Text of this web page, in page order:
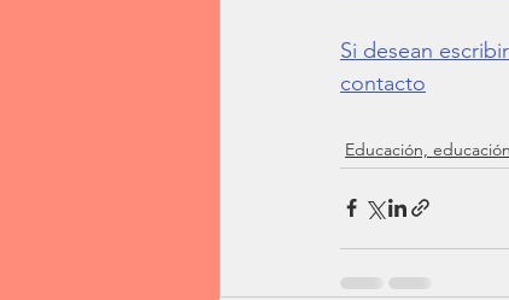
Si desean
contacto
Educación,